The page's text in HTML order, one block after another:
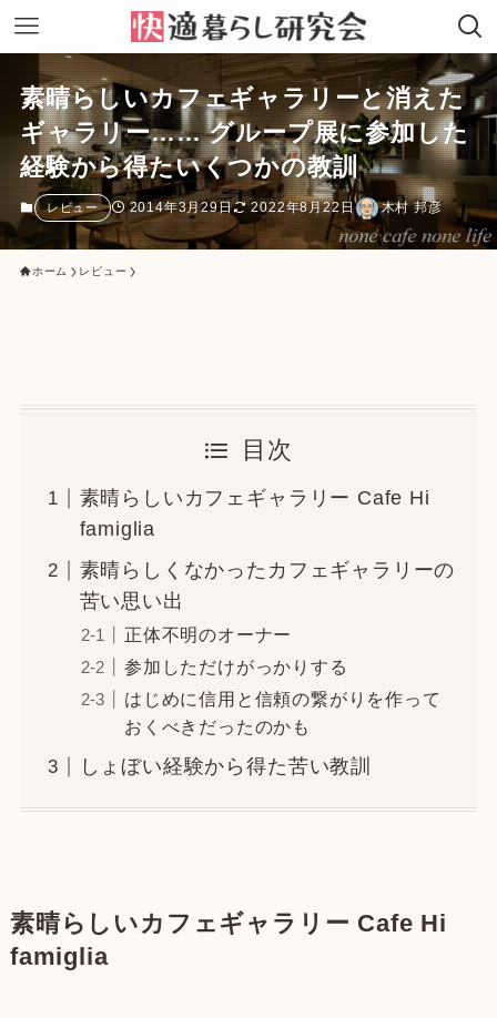
素晴らしいカフェギャラリーと消えた
ギャラリー…… グループ展に参加した
経験から得たいくつかの教訓
レビュー 2014年3月29日 2022年8月22日 木村 邦彦
ホーム レビュー
目次
素晴らしいカフェギャラリー Cafe Hi
famiglia
素晴らしくなかったカフェギャラリーの
苦い思い出
正体不明のオーナー
参加しただけがっかりする
はじめに信用と信頼の繋がりを作って
おくべきだったのかも
しょぼい経験から得た苦い教訓
素晴らしいカフェギャラリー Cafe Hi
famiglia